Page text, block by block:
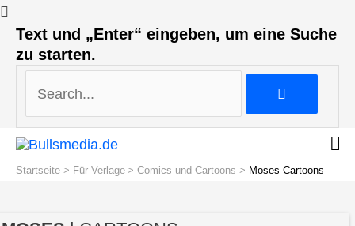
Text und „Enter“ eingeben, um eine Suche
zu starten.
Startseite Für Verlage Comics und Cartoons Moses Cartoons
Search...